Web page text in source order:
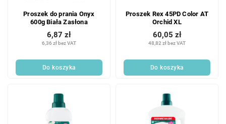
Proszek do prania Onyx
600g Biała Zasłona
6,36 zł bez VAT
6,87 zł
Do koszyka
Proszek Rex 45PD Color AT
Orchid XL
48,82 zł bez VAT
60,05 zł
Do koszyka